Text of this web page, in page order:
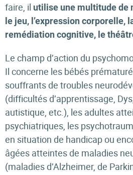
faire, il utilise une multitude de
le jeu, l’expression corporelle,
remédiation cognitive, le
Le champ d’action du
Il concerne les bébés
souffrants de troubles
(difficultés d’apprentissage,
autistique, etc.), les adultes
psychiatriques, les
en situation de handicap ou
âgées atteintes de maladies
(maladies d’Alzheimer, de